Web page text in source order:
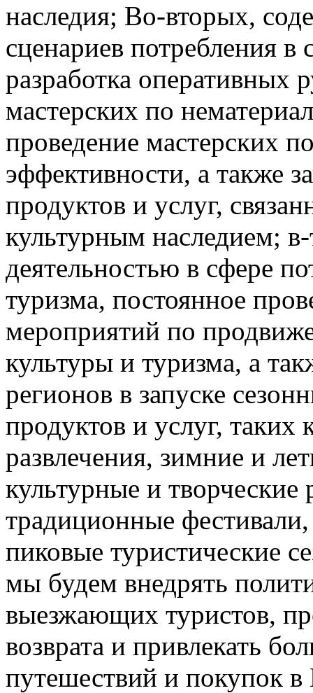
наследия; Во-вторых,
сценариев потребления в
разработка оперативных
мастерских по
проведение мастерских
эффективности, а также
продуктов и услуг,
культурным наследием;
деятельностью в сфере
туризма, постоянное
мероприятий по
культуры и туризма, а
регионов в запуске
продуктов и услуг,
развлечения, зимние и
культурные и
традиционные
пиковые туристические
мы будем внедрять
выезжающих туристов,
возврата и привлекать
путешествий и покупок в